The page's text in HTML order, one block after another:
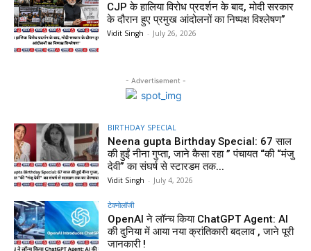
CJP के हालिया विरोध प्रदर्शन के बाद, मोदी सरकार
के दौरान हुए प्रमुख आंदोलनों का निष्पक्ष विश्लेषण”
Vidit Singh - July 26, 2026
- Advertisement -
BIRTHDAY SPECIAL
Neena gupta Birthday Special: 67 साल
की हुईं नीना गुप्ता, जाने कैसा रहा ” पंचायत “की “मंजु
देवी” का संघर्ष से स्टारडम तक...
Vidit Singh - July 4, 2026
टेक्नोलॉजी
OpenAI ने लॉन्च किया ChatGPT Agent: AI
की दुनिया में आया नया क्रांतिकारी बदलाव , जाने पूरी
जानकारी !